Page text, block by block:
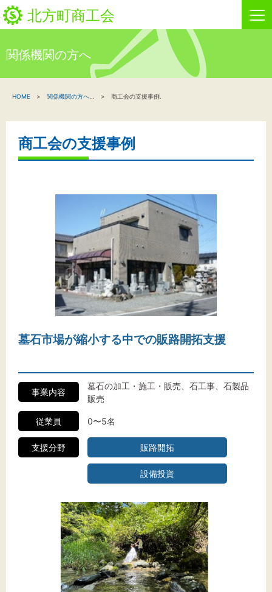
北方町商工会
新着情報
関係機関の方へ
ビジネスセンター・カード会
お問い合わせ
標準 拡大
背景色
関係機関の方へ
HOME 関係機関の方へ 商工会の支援事例.
商工会の支援事例
墓石市場が縮小する中での販路開拓支援
事業内容
墓石の加工・施工・販売、石工事、石製品
販売
従業員 0〜5名
支援分野 販路開拓
設備投資